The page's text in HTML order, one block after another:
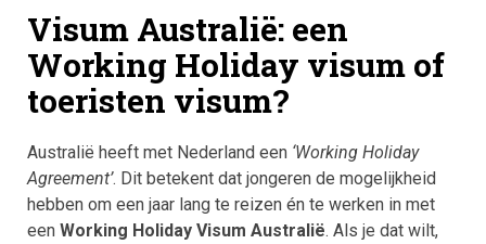
Visum Australië: een
Working Holiday visum of
toeristen visum?
Australië heeft met Nederland een ‘Working Holiday
Agreement’. Dit betekent dat jongeren de mogelijkheid
hebben om een jaar lang te reizen én te werken in met
een Working Holiday Visum Australië. Als je dat wilt,